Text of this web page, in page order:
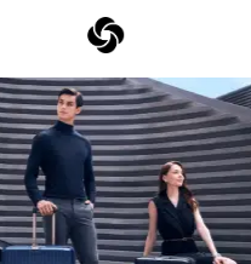
電郵